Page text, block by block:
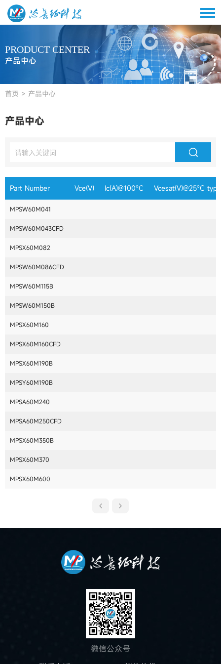
PRODUCT CENTER
产品中心
首页 > 产品中心
产品中心
Part Number Vce(V) Ic(A)@100°C Vcesat(V)@25°C typ
MPSW60M041
MPSW60M043CFD
MPSX60M082
MPSW60M086CFD
MPSW60M115B
MPSW60M150B
MPSX60M160
MPSX60M160CFD
MPSX60M190B
MPSY60M190B
MPSA60M240
MPSA60M250CFD
MPSX60M350B
MPSX60M370
MPSX60M600
微信公众号